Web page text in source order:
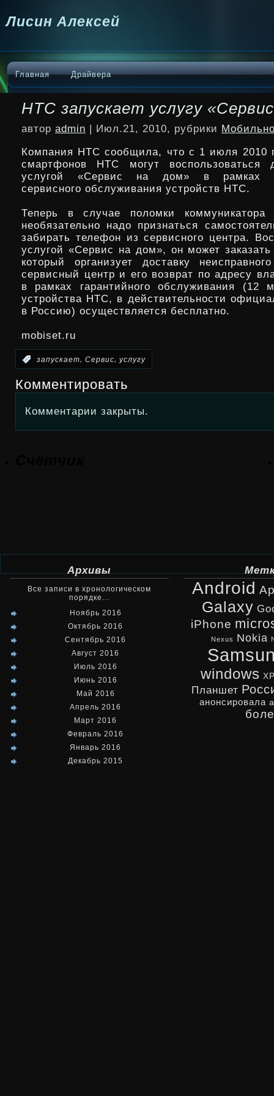
Лисин Алексей
Главная Драйвера
НТС запускает услугу
автор admin | Июл.21, 2010, рубрики
Компания HTC сообщила, что с 1 июля 2010
смартфонов НТС могут воспользоваться
услугой «Сервис на дом» в рамках
сервисного обслуживания устройств HTC.
Теперь в случае поломки коммуникатора
необязательно надо признаться
забирать телефон из сервисного центра.
услугой «Сервис на дом», он может
который организует доставку
сервисный центр и его возврат по адресу
в рамках гарантийного обслуживания (12
устройства HTC, в действительности
в Россию) осуществляется бесплатно.
mobiset.ru
запускает, Сервис, услугу
Комментировать
Комментарии закрыты.
Архивы
Все записи в хронологическом
порядке...
Ноябрь 2016
Октябрь 2016
Сентябрь 2016
Август 2016
Июль 2016
Июнь 2016
Май 2016
Апрель 2016
Март 2016
Февраль 2016
Январь 2016
Декабрь 2015
Android
Galaxy
iPhone
Nexus Nokia
windows
Планшет
анонсировала